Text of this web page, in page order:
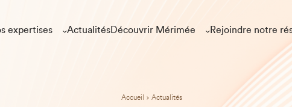
expertises ActualitésDécouvrir Mérimée Rejoindre notre
Accueil Actualités